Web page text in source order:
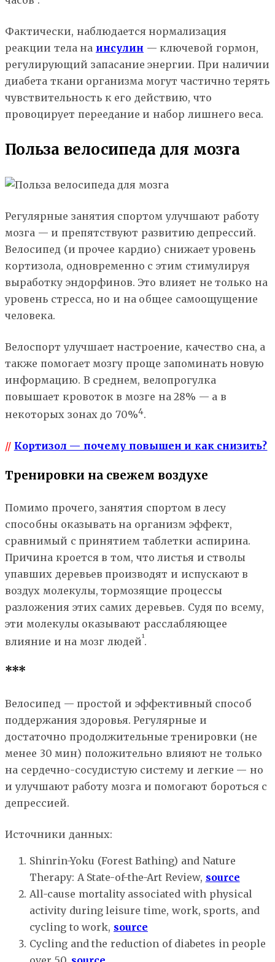
Фактически, наблюдается нормализация
реакции тела на инсулин — ключевой гормон,
регулирующий запасание энергии. При наличии
диабета ткани организма могут частично терять
чувствительность к его действию, что
провоцирует переедание и набор лишнего веса.
Польза велосипеда для мозга
Регулярные занятия спортом улучшают работу
мозга — и препятствуют развитию депрессий.
Велосипед (и прочее кардио) снижает уровень
кортизола, одновременно с этим стимулируя
выработку эндорфинов. Это влияет не только на
уровень стресса, но и на общее самоощущение
человека.
Велоспорт улучшает настроение, качество сна, а
также помогает мозгу проще запоминать новую
информацию. В среднем, велопрогулка
повышает кровоток в мозге на 28% — а в
некоторых зонах до 70%4.
// Кортизол — почему повышен и как снизить?
Тренировки на свежем воздухе
Помимо прочего, занятия спортом в лесу
способны оказывать на организм эффект,
сравнимый с принятием таблетки аспирина.
Причина кроется в том, что листья и стволы
упавших деревьев производят и испускают в
воздух молекулы, тормозящие процессы
разложения этих самих деревьев. Судя по всему,
эти молекулы оказывают расслабляющее
влияние и на мозг людей¹.
***
Велосипед — простой и эффективный способ
поддержания здоровья. Регулярные и
достаточно продолжительные тренировки (не
менее 30 мин) положительно влияют не только
на сердечно-сосудистую систему и легкие — но
и улучшают работу мозга и помогают бороться с
депрессией.
Источники данных:
Shinrin-Yoku (Forest Bathing) and Nature
Therapy: A State-of-the-Art Review, source
All-cause mortality associated with physical
activity during leisure time, work, sports, and
cycling to work, source
Cycling and the reduction of diabetes in people